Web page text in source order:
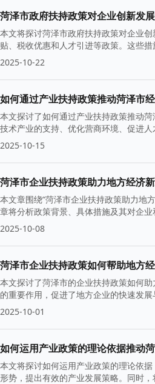
菏泽市政府扶持政策对企业创新发
本文将探讨菏泽市政府扶持政策对企业
贴、税收优惠和人才引进等政策。这些
颖而出。
2025-10-22
如何通过产业扶持政策推动菏泽市
本文探讨了如何通过产业扶持政策推动
技术产业的支持、优化营商环境、促进
2025-10-15
菏泽市企业扶持政策助力地方经济
本文章围绕“菏泽市企业扶持政策助力地
章将分析政策背景、具体措施及其对企
2025-10-08
菏泽市企业扶持政策如何帮助地方
本文探讨了菏泽市的企业扶持政策如何
的重要作用，促进了地方企业的快速发
2025-10-01
如何运用产业政策的理论依据推动
本文将探讨如何运用产业政策的理论依
形势，提出有效的产业发展策略。同时